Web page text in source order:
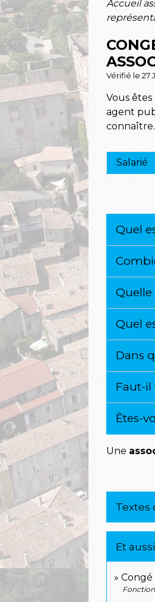
Accueil
Vérifié le 27
Vous
agent
connaître.
Salarié
Quel
Quel
Dans
Faut-
Êtes-
Une
Textes
Et aussi